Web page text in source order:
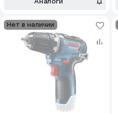
Нет в наличии